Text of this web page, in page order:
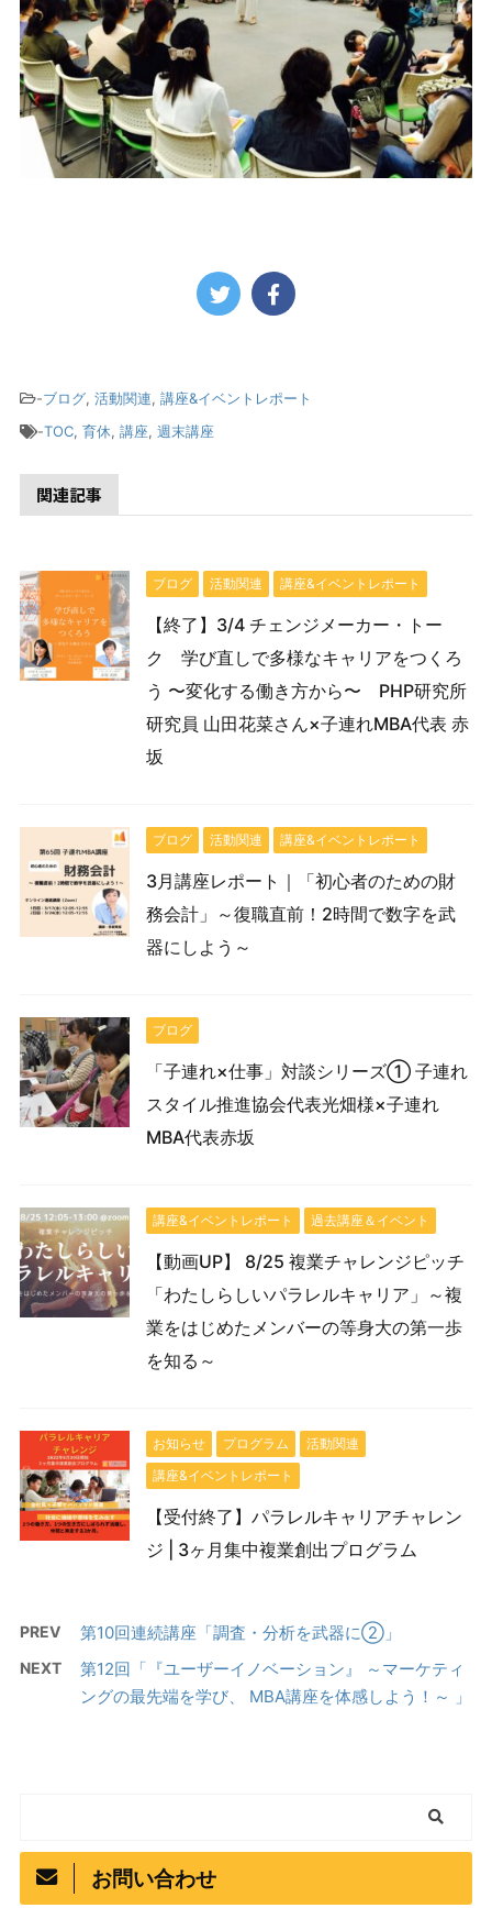
-ブログ, 活動関連, 講座&イベントレポート
-TOC, 育休, 講座, 週末講座
関連記事
ブログ 活動関連 講座&イベントレポート
【終了】3/4 チェンジメーカー・トー
ク 学び直しで多様なキャリアをつくろ
う 〜変化する働き方から〜 PHP研究所
研究員 山田花菜さん×子連れMBA代表 赤
坂
ブログ 活動関連 講座&イベントレポート
3月講座レポート｜「初心者のための財
務会計」～復職直前！2時間で数字を武
器にしよう～
ブログ
「子連れ×仕事」対談シリーズ① 子連れ
スタイル推進協会代表光畑様×子連れ
MBA代表赤坂
講座&イベントレポート 過去講座＆イベント
【動画UP】 8/25 複業チャレンジピッチ
「わたしらしいパラレルキャリア」～複
業をはじめたメンバーの等身大の第一歩
を知る～
お知らせ プログラム
活動関連
講座&イベントレポート
【受付終了】パラレルキャリアチャレン
ジ | 3ヶ月集中複業創出プログラム
PREV 第10回連続講座「調査・分析を武器に②」
NEXT
第12回「『ユーザーイノベーション』 ～マーケティ
ングの最先端を学び、 MBA講座を体感しよう！～ 」
お問い合わせ